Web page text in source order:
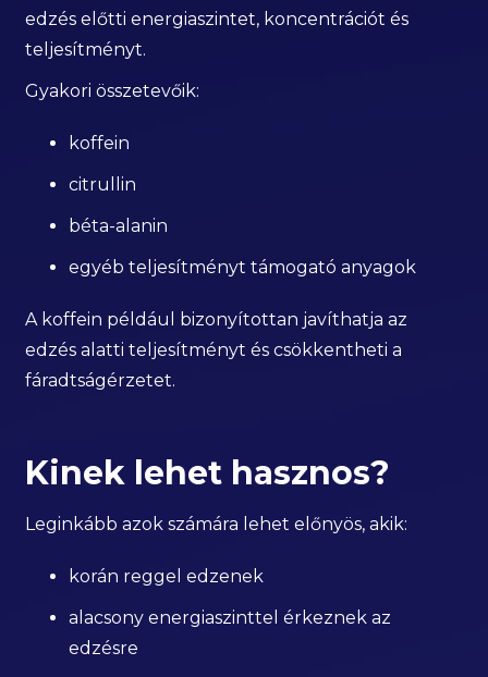
edzés előtti energiaszintet, koncentrációt és
teljesítményt.
Gyakori összetevőik:
koffein
citrullin
béta-alanin
egyéb teljesítményt támogató anyagok
A koffein például bizonyítottan javíthatja az
edzés alatti teljesítményt és csökkentheti a
fáradtságérzetet.
Kinek lehet hasznos?
Leginkább azok számára lehet előnyös, akik:
korán reggel edzenek
alacsony energiaszinttel érkeznek az
edzésre